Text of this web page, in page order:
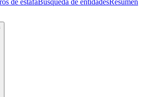
de estafaBúsqueda de entidadesResumen